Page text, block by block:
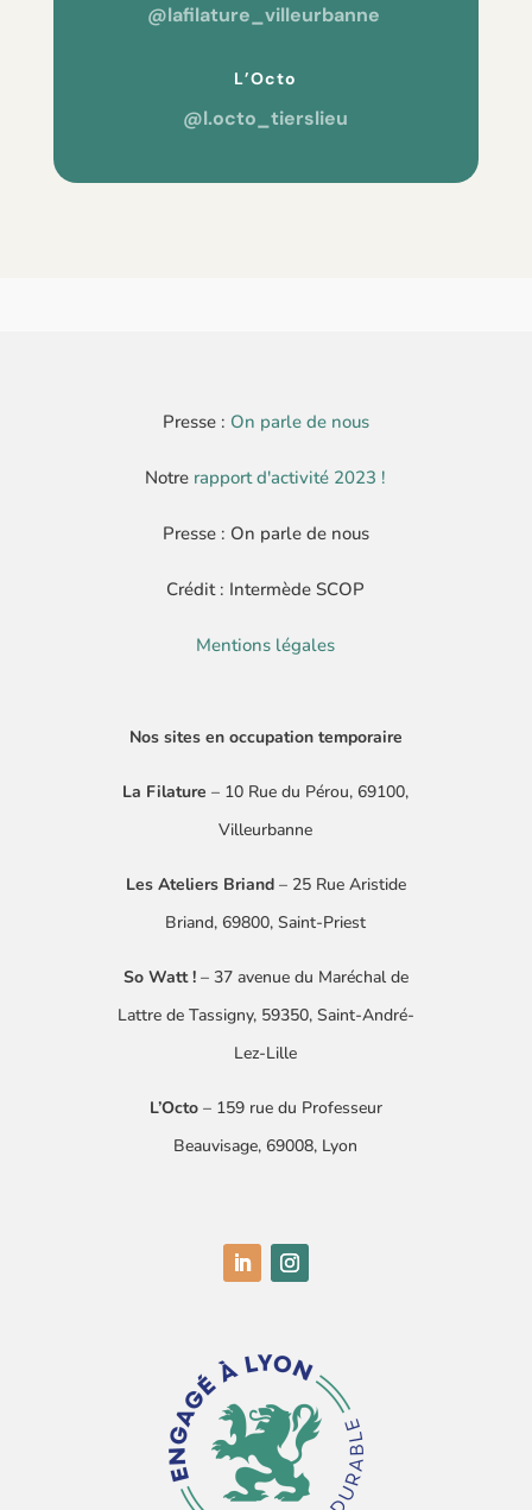
@lafilature_villeurbanne
L’Octo
@l.octo_tierslieu
Presse : On parle de nous
Notre rapport d'activité 2023 !
Presse : On parle de nous
Crédit : Intermède SCOP
Mentions légales
Nos sites en occupation temporaire
La Filature – 10 Rue du Pérou, 69100,
Villeurbanne
Les Ateliers Briand– 25 Rue Aristide
Briand, 69800, Saint-Priest
So Watt !– 37 avenue du Maréchal de
Lattre de Tassigny​, 59350, Saint-André-
Lez-Lille
L’Octo– 159 rue du Professeur
Beauvisage, 69008, Lyon